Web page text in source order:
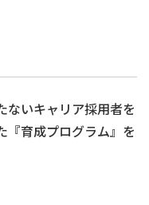
ないキャリア採用者を
『育成プログラム』を